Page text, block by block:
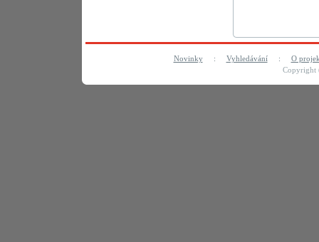
Novinky: Vyhledávání: O
Copyright